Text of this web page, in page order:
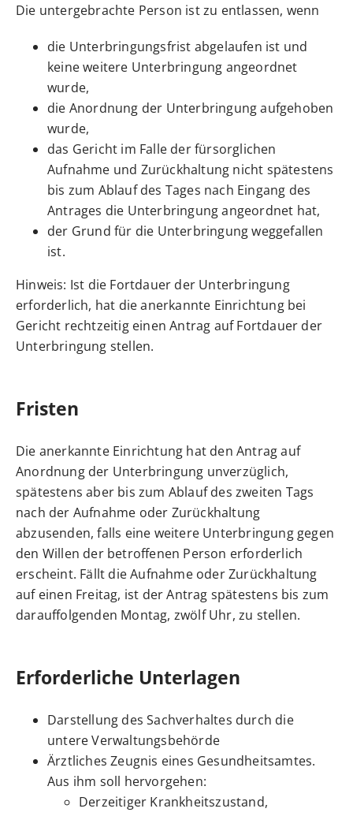
Die untergebrachte Person ist zu entlassen, wenn
die Unterbringungsfrist abgelaufen ist und
keine weitere Unterbringung angeordnet
wurde,
die Anordnung der Unterbringung aufgehoben
wurde,
das Gericht im Falle der fürsorglichen
Aufnahme und Zurückhaltung nicht spätestens
bis zum Ablauf des Tages nach Eingang des
Antrages die Unterbringung angeordnet hat,
der Grund für die Unterbringung weggefallen
ist.
Hinweis: Ist die Fortdauer der Unterbringung
erforderlich, hat die anerkannte Einrichtung bei
Gericht rechtzeitig einen Antrag auf Fortdauer der
Unterbringung stellen.
Fristen
Die anerkannte Einrichtung hat den Antrag auf
Anordnung der Unterbringung unverzüglich,
spätestens aber bis zum Ablauf des zweiten Tags
nach der Aufnahme oder Zurückhaltung
abzusenden, falls eine weitere Unterbringung gegen
den Willen der betroffenen Person erforderlich
erscheint. Fällt die Aufnahme oder Zurückhaltung
auf einen Freitag, ist der Antrag spätestens bis zum
darauffolgenden Montag, zwölf Uhr, zu stellen.
Erforderliche Unterlagen
Darstellung des Sachverhaltes durch die
untere Verwaltungsbehörde
Ärztliches Zeugnis eines Gesundheitsamtes.
Aus ihm soll hervorgehen:
Derzeitiger Krankheitszustand,